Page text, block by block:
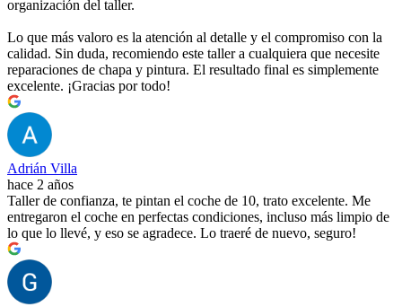
organización del taller.
Lo que más valoro es la atención al detalle y el compromiso con la
calidad. Sin duda, recomiendo este taller a cualquiera que necesite
reparaciones de chapa y pintura. El resultado final es simplemente
excelente. ¡Gracias por todo!
Adrián Villa
hace 2 años
Taller de confianza, te pintan el coche de 10, trato excelente. Me
entregaron el coche en perfectas condiciones, incluso más limpio de
lo que lo llevé, y eso se agradece. Lo traeré de nuevo, seguro!